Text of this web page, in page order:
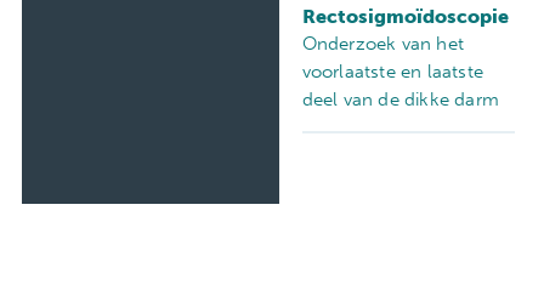
Rectosigmoïdoscopie
Onderzoek van het
voorlaatste en laatste
deel van de dikke darm